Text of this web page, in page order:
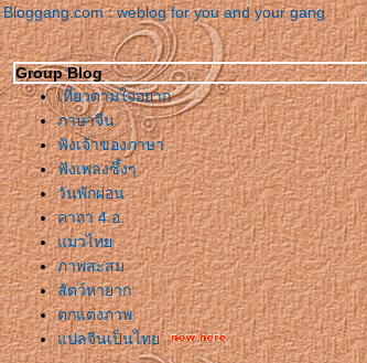
Bloggang.com : weblog for you and your gang
Group Blog
เที่ยวตามใจอยาก
ภาษาจีน
ฟังเจ้าของภาษา
ฟังเพลงซึ้งๆ
วันพักผ่อน
คาถา 4 อ.
มวไท
ภาพสะสม
สัตว์หายาก
ตกแต่งภาพ
ปลจีนเป็นไท